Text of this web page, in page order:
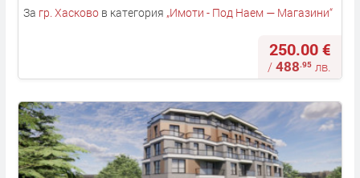
За гр. Хасковов категория „Имоти - Под Наем — Магазини“
250.00 €
/488.95 лв.